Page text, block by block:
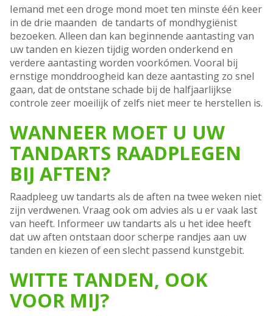
Iemand met een droge mond moet ten minste één keer
in de drie maanden de tandarts of mondhygiënist
bezoeken. Alleen dan kan beginnende aantasting van
uw tanden en kiezen tijdig worden onderkend en
verdere aantasting worden voorkómen. Vooral bij
ernstige monddroogheid kan deze aantasting zo snel
gaan, dat de ontstane schade bij de halfjaarlijkse
controle zeer moeilijk of zelfs niet meer te herstellen is.
WANNEER MOET U UW
TANDARTS RAADPLEGEN
BIJ AFTEN?
Raadpleeg uw tandarts als de aften na twee weken niet
zijn verdwenen. Vraag ook om advies als u er vaak last
van heeft. Informeer uw tandarts als u het idee heeft
dat uw aften ontstaan door scherpe randjes aan uw
tanden en kiezen of een slecht passend kunstgebit.
WITTE TANDEN, OOK
VOOR MIJ?